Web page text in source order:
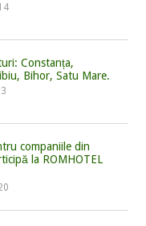
Constanța,
Bihor, Satu Mare.
companiile din
la ROMHOTEL